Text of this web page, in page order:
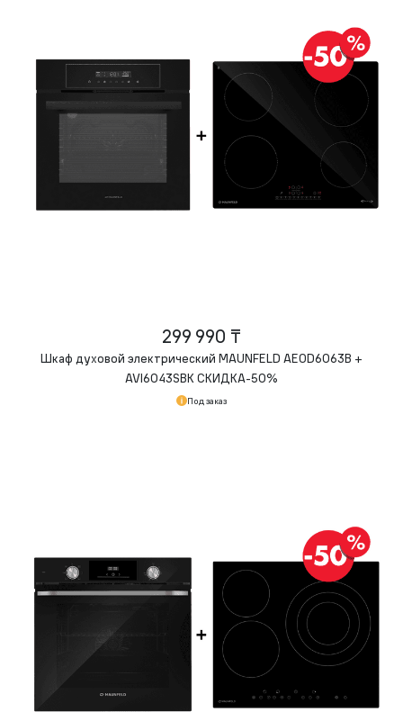
299 990 ₸
Шкаф духовой электрический MAUNFELD AEOD6063B +
AVI6043SBK СКИДКА-50%
Под заказ